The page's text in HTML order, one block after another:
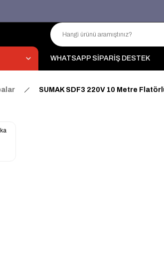
WHATSAPP SİPARİŞ DESTEK
SUMAK SDF3 220V 10 Metre